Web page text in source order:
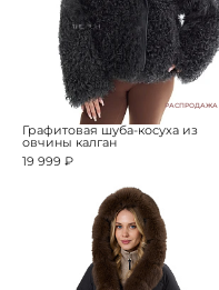
РАСПРОДАЖА
Графитовая шуба-косуха из
овчины калган
19 999 ₽